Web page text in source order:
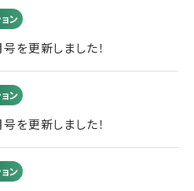
ン
を更新しました！
ン
を更新しました！
ン